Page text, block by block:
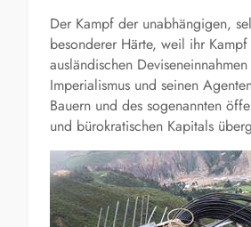
Der Kampf der unabhängigen,
besonderer Härte, weil ihr
ausländischen
Imperialismus und seinen
Bauern und des sogenannten
und bürokratischen Kapitals